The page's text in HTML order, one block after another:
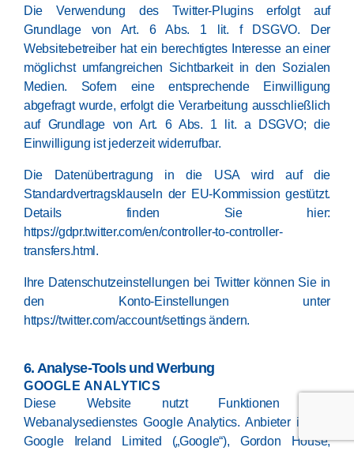
Die Verwendung des Twitter-Plugins erfolgt auf
Grundlage von Art. 6 Abs. 1 lit. f DSGVO. Der
Websitebetreiber hat ein berechtigtes Interesse an einer
möglichst umfangreichen Sichtbarkeit in den Sozialen
Medien. Sofern eine entsprechende Einwilligung
abgefragt wurde, erfolgt die Verarbeitung ausschließlich
auf Grundlage von Art. 6 Abs. 1 lit. a DSGVO; die
Einwilligung ist jederzeit widerrufbar.
Die Datenübertragung in die USA wird auf die
Standardvertragsklauseln der EU-Kommission gestützt.
Details finden Sie hier:
https://gdpr.twitter.com/en/controller-to-controller-
transfers.html .
Ihre Datenschutzeinstellungen bei Twitter können Sie in
den Konto-Einstellungen unter
https://twitter.com/account/settingsändern.
6. Analyse-Tools und Werbung
GOOGLE ANALYTICS
Diese Website nutzt Funktionen des
Webanalysedienstes Google Analytics. Anbieter ist die
Google Ireland Limited („Google“), Gordon House,